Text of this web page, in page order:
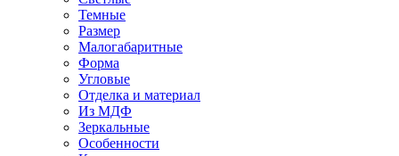
Темные
Размер
Малогабаритные
Форма
Угловые
Отделка и материал
Из МДФ
Зеркальные
Особенности